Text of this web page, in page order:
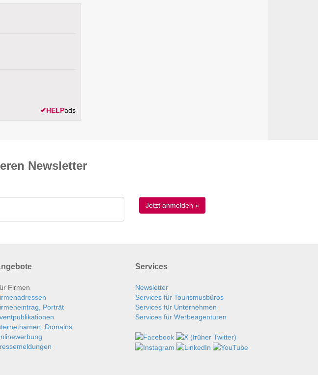
✔HELPads
News­letter
Firmen
Porträt
Domains
Services
Newsletter
Services für Tourismusbüros
Services für Unternehmen
Services für Werbeagenturen